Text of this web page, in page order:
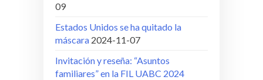
09
Estados Unidos se ha quitado la
máscara 2024-11-07
Invitación y reseña: “Asuntos
familiares” en la FIL UABC 2024